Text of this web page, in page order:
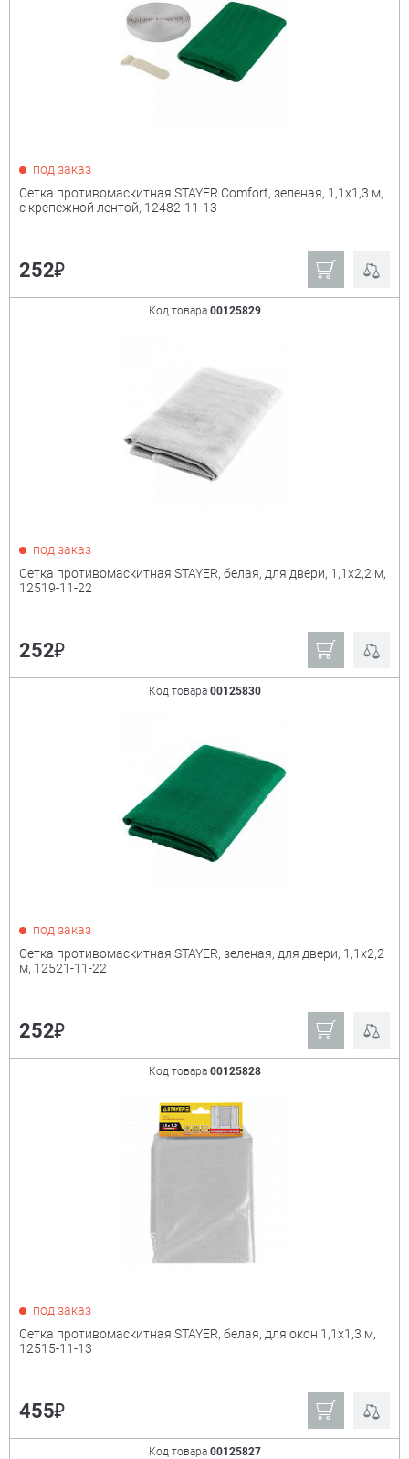
под заказ
Сетка противомаскитная STAYER Comfort, зеленая, 1,1х1,3 м,
с крепежной лентой, 12482-11-13
252₽
Код товара 00125829
под заказ
Сетка противомаскитная STAYER, белая, для двери, 1,1х2,2 м,
12519-11-22
252₽
Код товара 00125830
под заказ
Сетка противомаскитная STAYER, зеленая, для двери, 1,1х2,2
м, 12521-11-22
252₽
Код товара 00125828
под заказ
Сетка противомаскитная STAYER, белая, для окон 1,1х1,3 м,
12515-11-13
455₽
Код товара 00125827